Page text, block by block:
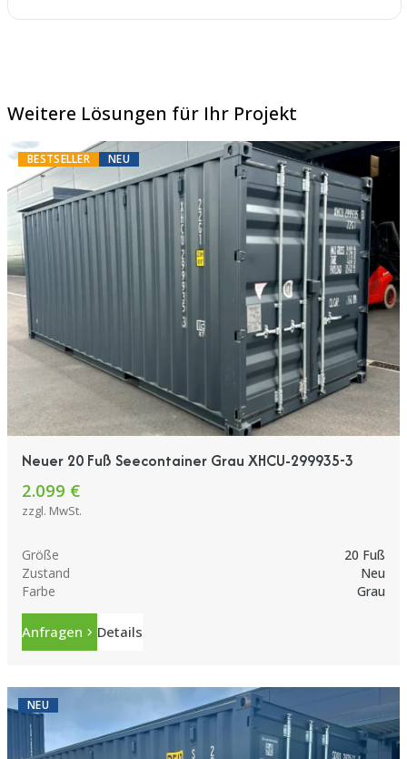
Weitere Lösungen für Ihr Projekt
BESTSELLER NEU
Neuer 20 Fuß Seecontainer Grau XHCU-299935-3
2.099 €
zzgl. MwSt.
Größe
20 Fuß
Zustand
Neu
Farbe
Grau
Anfragen Details
NEU